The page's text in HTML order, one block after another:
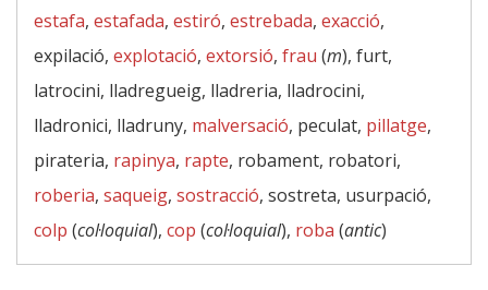
estafa, estafada, estiró, estrebada, exacció,
expilació, explotació, extorsió, frau (m), furt,
latrocini, lladregueig, lladreria, lladrocini,
lladronici, lladruny, malversació, peculat, pillatge,
pirateria, rapinya, rapte, robament, robatori,
roberia, saqueig, sostracció, sostreta, usurpació,
colp (col·loquial), cop (col·loquial), roba (antic)